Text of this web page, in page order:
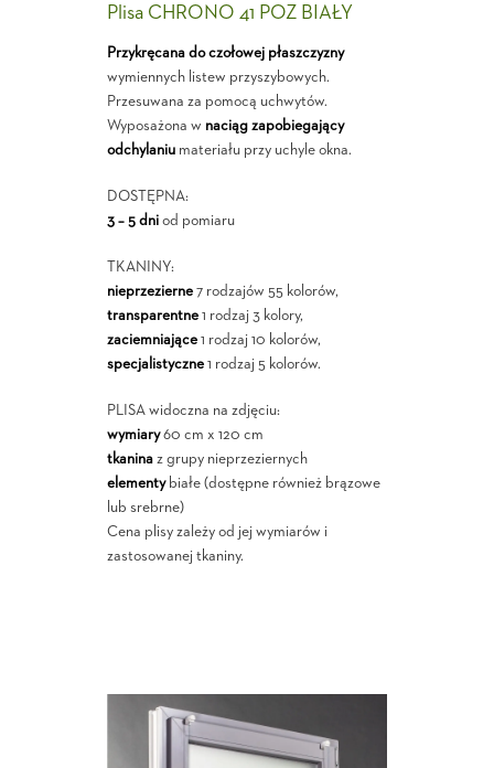
Plisa CHRONO 41 POZ BIAŁY
Przykręcana do czołowej płaszczyzny
wymiennych listew przyszybowych.
Przesuwana za pomocą uchwytów.
Wyposażona w naciąg zapobiegający
odchylaniumateriału przy uchyle okna.
DOSTĘPNA:
3 – 5 dniod pomiaru
TKANINY:
nieprzezierne7 rodzajów 55 kolorów,
transparentne1 rodzaj 3 kolory,
zaciemniające1 rodzaj 10 kolorów,
specjalistyczne1 rodzaj 5 kolorów.
PLISA widoczna na zdjęciu:
wymiary60 cm x 120 cm
tkaninaz grupy nieprzeziernych
elementybiałe (dostępne również brązowe
lub srebrne)
Cena plisy zależy od jej wymiarów i
zastosowanej tkaniny.